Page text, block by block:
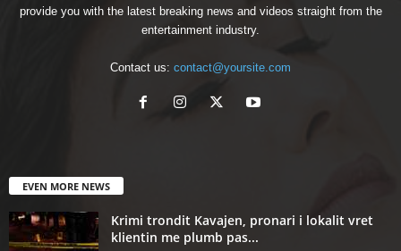
provide you with the latest breaking news and videos straight from the
entertainment industry.
Contact us: contact@yoursite.com
EVEN MORE NEWS
Krimi trondit Kavajen, pronari i lokalit vret
klientin me plumb pas...